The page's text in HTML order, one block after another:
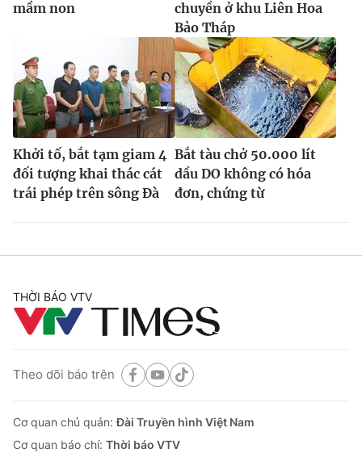
mầm non
chuyền ở khu Liên Hoa
Bảo Tháp
Khởi tố, bắt tạm giam 4
đối tượng khai thác cát
trái phép trên sông Đà
Bắt tàu chở 50.000 lít
dầu DO không có hóa
đơn, chứng từ
THỜI BÁO VTV
Theo dõi báo trên
Cơ quan chủ quản:Đài Truyền hình Việt Nam
Cơ quan báo chí: Thời báo VTV